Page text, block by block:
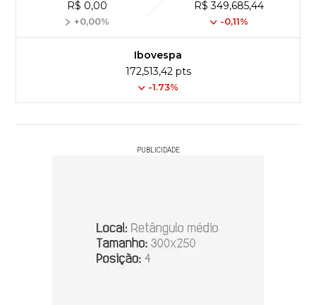
R$ 0,00
+0,00%
R$ 349,685,44
-0,11%
Ibovespa
172,513,42 pts
-1.73%
PUBLICIDADE